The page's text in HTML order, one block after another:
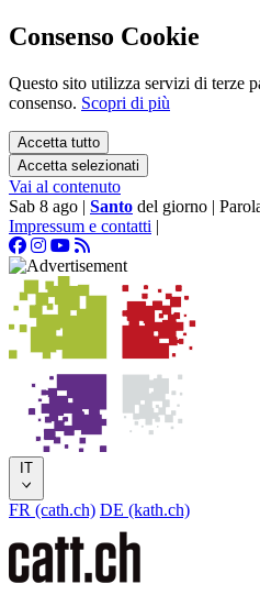
Consenso Cookie
Questo sito utilizza servizi di terze
consenso. Scopri di più
Accetta tutto
Accetta selezionati
Vai al contenuto
Sab 8 ago | Santo del giorno |
Impressum e contatti |
IT
FR (cath.ch) DE (kath.ch)